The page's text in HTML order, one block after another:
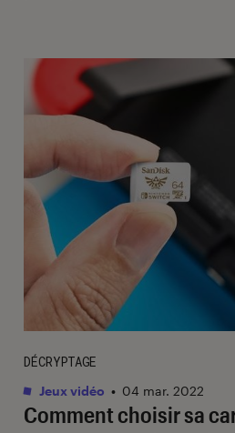
Comment choisir sa
DÉCRYPTAGE
Jeux vidéo • 04 mar. 2022